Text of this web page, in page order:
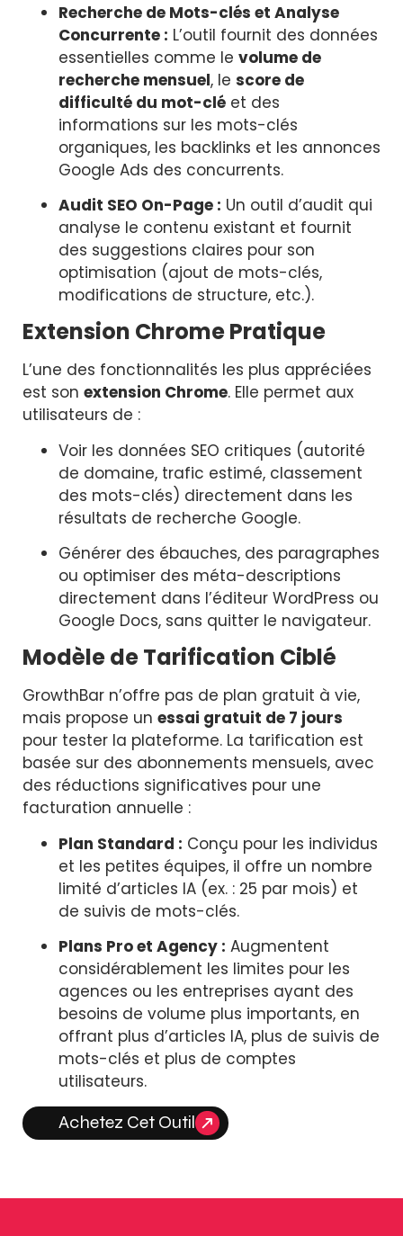
Recherche de Mots-clés et Analyse
Concurrente : L’outil fournit des données
essentielles comme le volume de
recherche mensuel, le score de
difficulté du mot-clé et des
informations sur les mots-clés
organiques, les backlinks et les annonces
Google Ads des concurrents.
Audit SEO On-Page : Un outil d’audit qui
analyse le contenu existant et fournit
des suggestions claires pour son
optimisation (ajout de mots-clés,
modifications de structure, etc.).
Extension Chrome Pratique
L’une des fonctionnalités les plus appréciées
est son extension Chrome. Elle permet aux
utilisateurs de :
Voir les données SEO critiques (autorité
de domaine, trafic estimé, classement
des mots-clés) directement dans les
résultats de recherche Google.
Générer des ébauches, des paragraphes
ou optimiser des méta-descriptions
directement dans l’éditeur WordPress ou
Google Docs, sans quitter le navigateur.
Modèle de Tarification Ciblé
GrowthBar n’offre pas de plan gratuit à vie,
mais propose un essai gratuit de 7 jours
pour tester la plateforme. La tarification est
basée sur des abonnements mensuels, avec
des réductions significatives pour une
facturation annuelle :
Plan Standard : Conçu pour les individus
et les petites équipes, il offre un nombre
limité d’articles IA (ex. : 25 par mois) et
de suivis de mots-clés.
Plans Pro et Agency : Augmentent
considérablement les limites pour les
agences ou les entreprises ayant des
besoins de volume plus importants, en
offrant plus d’articles IA, plus de suivis de
mots-clés et plus de comptes
utilisateurs.
Achetez Cet Outil